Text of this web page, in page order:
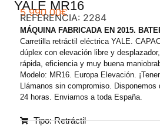
YALE MR16
5.990,00€
REFERENCIA: 2284
MÁQUINA FABRICADA EN 2015.
Carretilla retráctil eléctrica YALE.
dúplex con elevación libre y
rápida, eficiencia y muy buena
Modelo: MR16. Europa Elevación.
Llámanos sin compromiso.
24 horas. Enviamos a toda España.
Tipo: Retráctil